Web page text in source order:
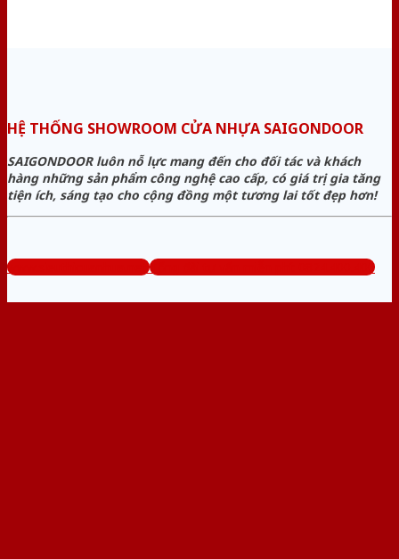
HỆ THỐNG SHOWROOM CỬA NHỰA SAIGONDOOR
SAIGONDOOR luôn nỗ lực mang đến cho đối tác và khách
hàng những sản phẩm công nghệ cao cấp, có giá trị gia tăng
tiện ích, sáng tạo cho cộng đồng một tương lai tốt đẹp hơn!
www.sieuthicuanhua.net Tổng đài tư vấn miễn phí: 0824.400.400